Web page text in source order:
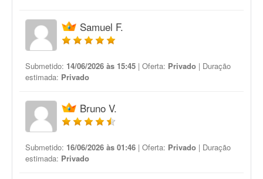
Samuel F.
Submetido: 14/06/2026 às 15:45 | Oferta: Privado | Duração
estimada: Privado
Bruno V.
Submetido: 16/06/2026 às 01:46 | Oferta: Privado | Duração
estimada: Privado